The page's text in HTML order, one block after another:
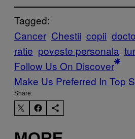
Tagged:
Cancer Chestii copii
ratie poveste personala
Follow Us On Discover
Make Us Preferred In Top
Share: